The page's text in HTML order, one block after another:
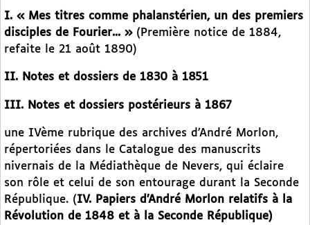
I. « Mes titres comme phalanstérien, un des premiers
disciples de Fourier... »(Première notice de 1884,
refaite le 21 août 1890)
II. Notes et dossiers de 1830 à 1851
III. Notes et dossiers postérieurs à 1867
une IVème rubrique des archives d’André Morlon,
répertoriées dans le Catalogue des manuscrits
nivernais de la Médiathèque de Nevers, qui éclaire
son rôle et celui de son entourage durant la Seconde
République. (IV. Papiers d’André Morlon relatifs à la
Révolution de 1848 et à la Seconde République)